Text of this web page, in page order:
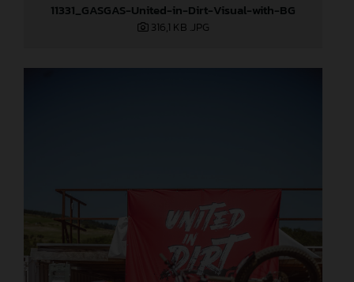
11331_GASGAS-United-in-Dirt-Visual-with-BG
316,1 KB .JPG